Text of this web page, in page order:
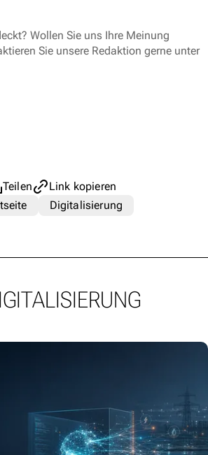
Wollen Sie uns Ihre Meinung
Sie unsere Redaktion gerne unter
Teilen
Link kopieren
Digitalisierung